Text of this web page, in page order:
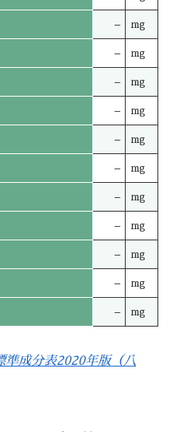
– mg
– mg
– mg
– mg
– mg
– mg
– mg
– mg
– mg
– mg
– mg
成分表2020年版（八